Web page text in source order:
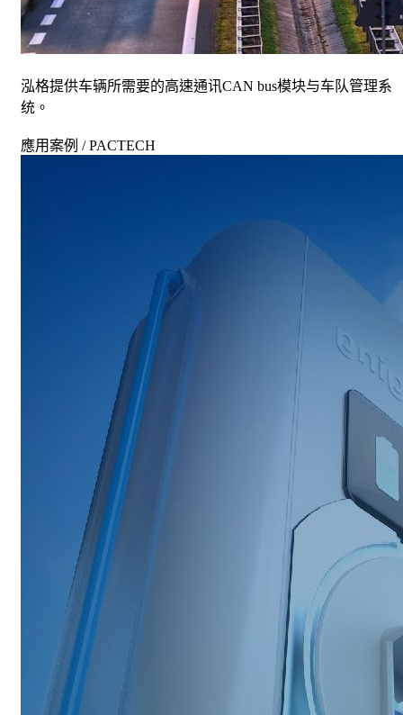
泓格提供车辆所需要的高速通讯CAN bus模块与车队管理系
统。
應用案例 / PACTECH